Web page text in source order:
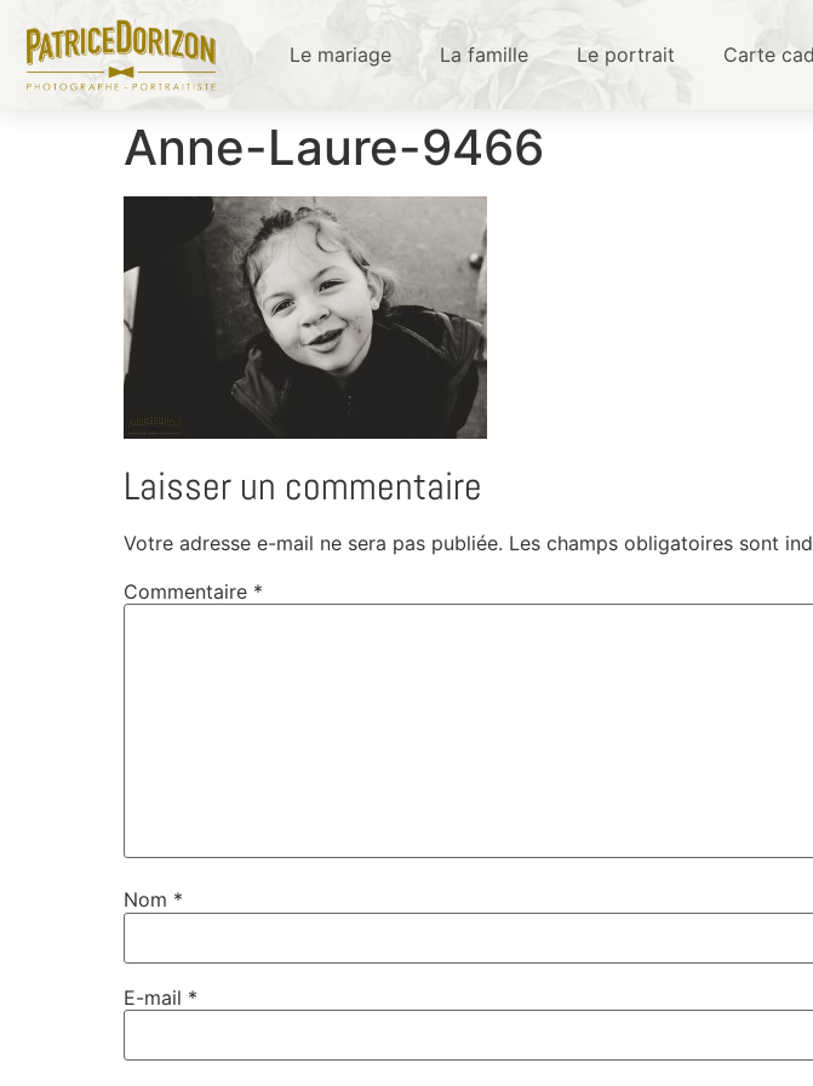
Le mariage La famille Le portrait Carte
Anne-Laure-9466
Laisser un commentaire
Votre adresse e-mail ne sera pas publiée. Les champs obligatoires sont
Commentaire *
Nom *
E-mail *